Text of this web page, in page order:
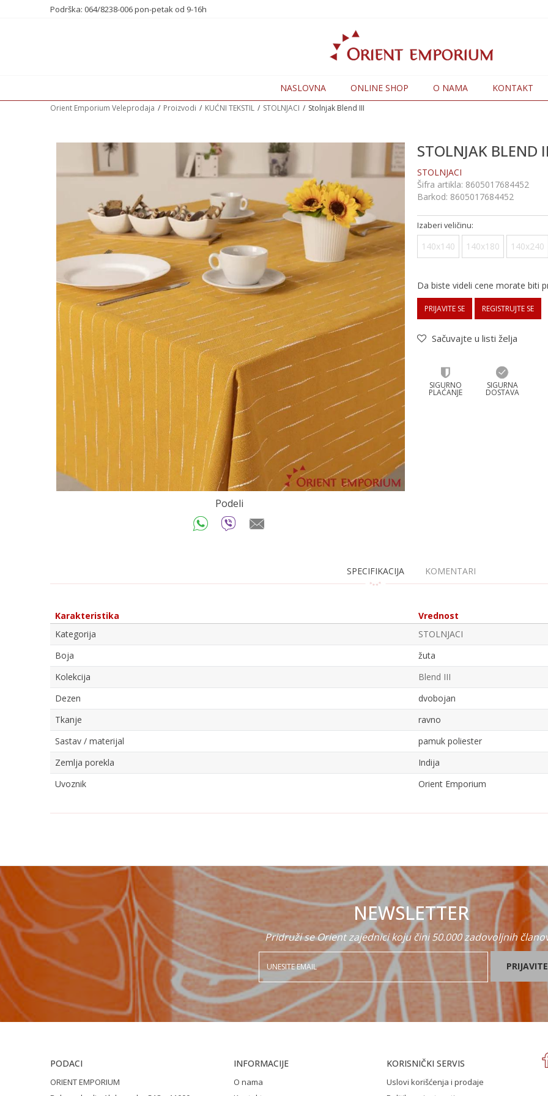
Podrška: 064/8238-006 pon-petak od 9-16h
NASLOVNA ONLINE SHOP O NAMA KONTAKT
Orient Emporium Veleprodaja Proizvodi KUĆNI TEKSTIL STOLNJACI Stolnjak Blend III
Podeli
STOLNJAK BLEND
STOLNJACI
Šifra artikla: 8605017684452
Barkod: 8605017684452
Izaberi veličinu:
140x140 140x180 140x240
Da biste videli cene morate biti
PRIJAVITE SE REGISTRUJTE SE
Sačuvajte u listi želja
SIGURNO
PLAĆANJE
SIGURNA
DOSTAVA
SPECIFIKACIJA KOMENTARI
Karakteristika
Vrednost
Kategorija
STOLNJACI
Boja
žuta
Kolekcija
Blend III
Dezen
dvobojan
Tkanje
ravno
Sastav / materijal
pamuk poliester
Zemlja porekla
Indija
Uvoznik
Orient Emporium
Poruka
NEWSLETTER
Pridruži se Orient zajednici koju čini 50.000 zadovoljnih
PODACI
ORIENT EMPORIUM
INFORMACIJE
O nama
KORISNIČKI SERVIS
Uslovi korišćenja i prodaje